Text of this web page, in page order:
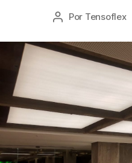
Por Tensoflex